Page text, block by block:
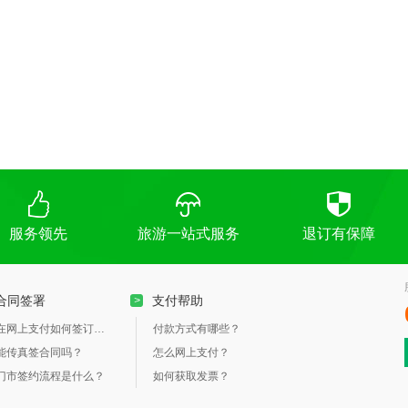
服务领先 旅游一站式服务 退订有保障
同签署
在网上支付如何签订合同？
传真签合同吗？
市签约流程是什么？
> 支付帮助
付款方式有哪些？
怎么网上支付？
如何获取发票？